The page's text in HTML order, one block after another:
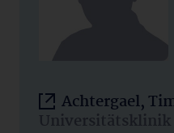
Achtergael,
Universitätsklinik